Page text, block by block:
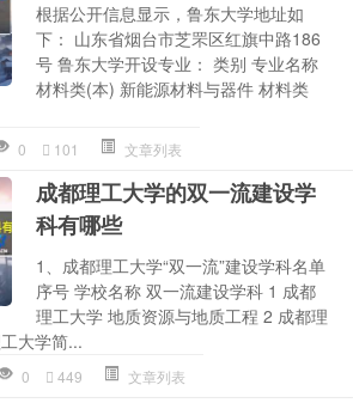
根据公开信息显示，鲁东大学地址如
下： 山东省烟台市芝罘区红旗中路186
号 鲁东大学开设专业： 类别 专业名称
材料类(本) 新能源材料与器件 材料类
0 101 文章列表
成都理工大学的双一流建设学
科有哪些
1、成都理工大学“双一流”建设学科名单
序号 学校名称 双一流建设学科 1 成都
理工大学 地质资源与地质工程 2 成都理
大学简...
0 449 文章列表